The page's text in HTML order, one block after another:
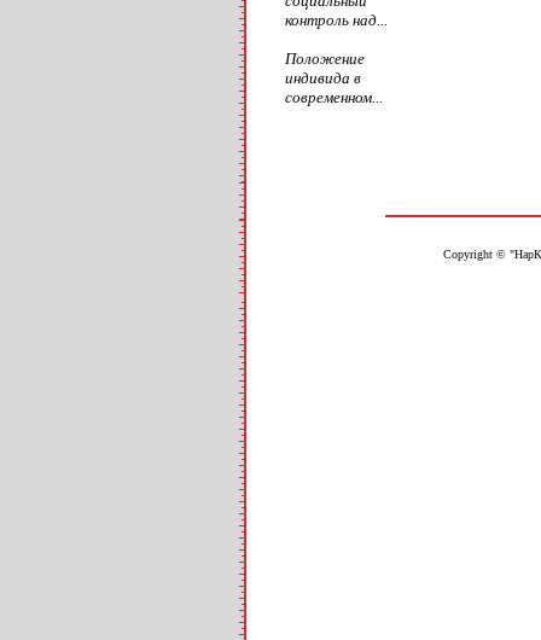
контроль над...
Положение
индивида в
современном...
Copyright ©